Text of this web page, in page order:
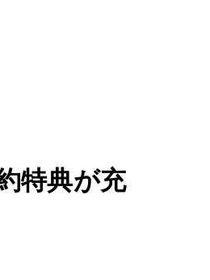
特典が充